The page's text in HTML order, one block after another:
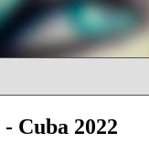
Cuba 2022